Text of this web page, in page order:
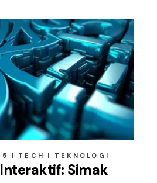
TECH TEKNOLOGI
Simak